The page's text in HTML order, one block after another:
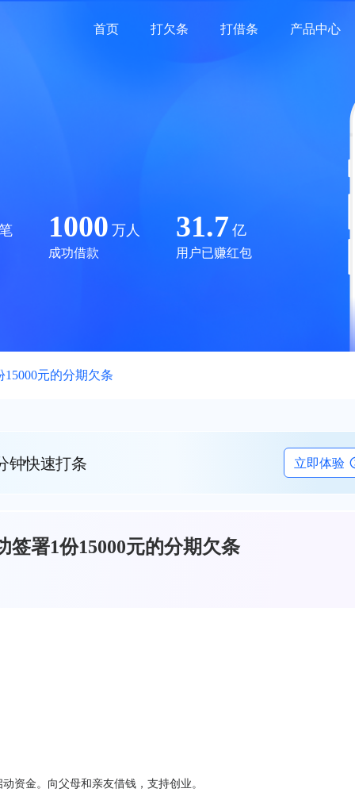
首页 打欠条 打借条 产品中心
1000 万人
成功借款
31.7 亿
用户已赚红包
元的分期欠条
钟快速打条 立即体验
署1份15000元的分期欠条
资金。向父母和亲友借钱，支持创业。